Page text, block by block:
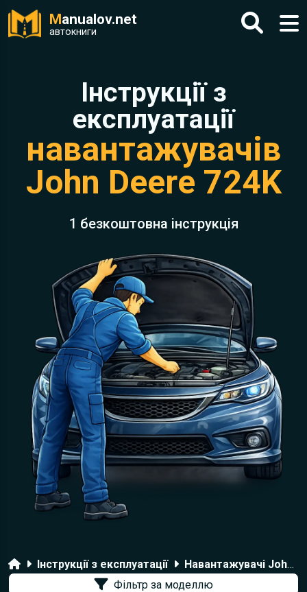
Manualov.net
автокниги
Інструкції з
експлуатації
навантажувачів
John Deere 724K
1 безкоштовна інструкція
ГоловнаІнструкції з експлуатації
Навантажувачі John Deere
Фільтр за моделлю